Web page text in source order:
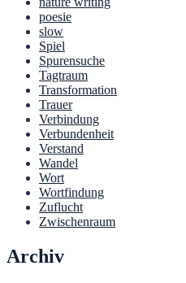
poesie
slow
Spiel
Spurensuche
Tagtraum
Transformation
Trauer
Verbindung
Verbundenheit
Verstand
Wandel
Wort
Wortfindung
Zuflucht
Zwischenraum
Archiv